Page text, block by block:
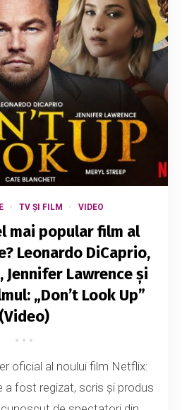
TV ȘI FILM VIDEO
mai popular film al
Leonardo DiCaprio,
Jennifer Lawrence și
„Don’t Look Up”
(Video)
oficial al noului film Netflix:
a fost regizat, scris și produs